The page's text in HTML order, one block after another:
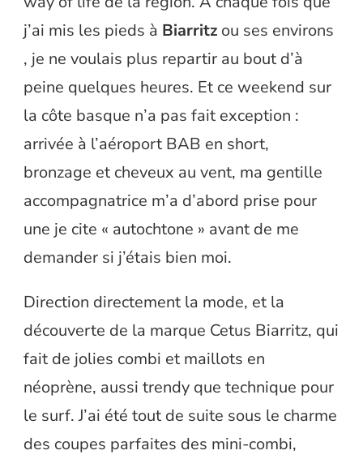
j’ai mis les pieds à Biarritz ou ses environs
, je ne voulais plus repartir au bout d’à
peine quelques heures. Et ce weekend sur
la côte basque n’a pas fait exception :
arrivée à l’aéroport BAB en short,
bronzage et cheveux au vent, ma gentille
accompagnatrice m’a d’abord prise pour
une je cite « autochtone » avant de me
demander si j’étais bien moi.
Direction directement la mode, et la
découverte de la marque Cetus Biarritz, qui
fait de jolies combi et maillots en
néoprène, aussi trendy que technique pour
le surf. J’ai été tout de suite sous le charme
des coupes parfaites des mini-combi,